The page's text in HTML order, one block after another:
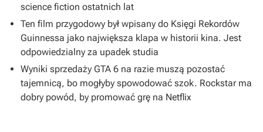
science fiction ostatnich lat
Ten film przygodowy był wpisany do Księgi Rekordów
Guinnessa jako największa klapa w historii kina. Jest
odpowiedzialny za upadek studia
Wyniki sprzedaży GTA 6 na razie muszą pozostać
tajemnicą, bo mogłyby spowodować szok. Rockstar ma
dobry powód, by promować grę na Netflix